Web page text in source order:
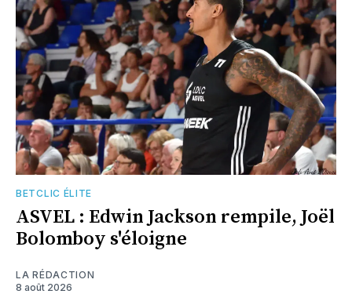
BETCLIC ÉLITE
ASVEL : Edwin Jackson rempile, Joël
Bolomboy s'éloigne
LA RÉDACTION
8 août 2026